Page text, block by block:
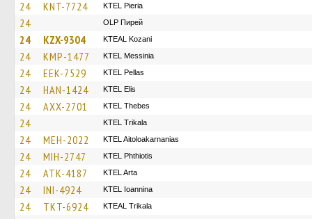
24 KNT-7724 KTEL Pieria
24 OLP Пирей
24 KZX-9304 KTEAL Kozani
24 KMP-1477 KTEL Messinia
24 EEK-7529 KTEL Pellas
24 HAN-1424 KTEL Elis
24 AXX-2701 KTEL Thebes
24 ΚΤΕL Τrikala
24 MEH-2022 KTEL Aitoloakarnanias
24 MIH-2747 ΚΤΕL Phthiotis
24 ATK-4187 KTEL Arta
24 INI-4924 KTEL Ioannina
24 TKT-6924 KTEAL Trikala